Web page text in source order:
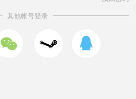
其他帐号登录
 